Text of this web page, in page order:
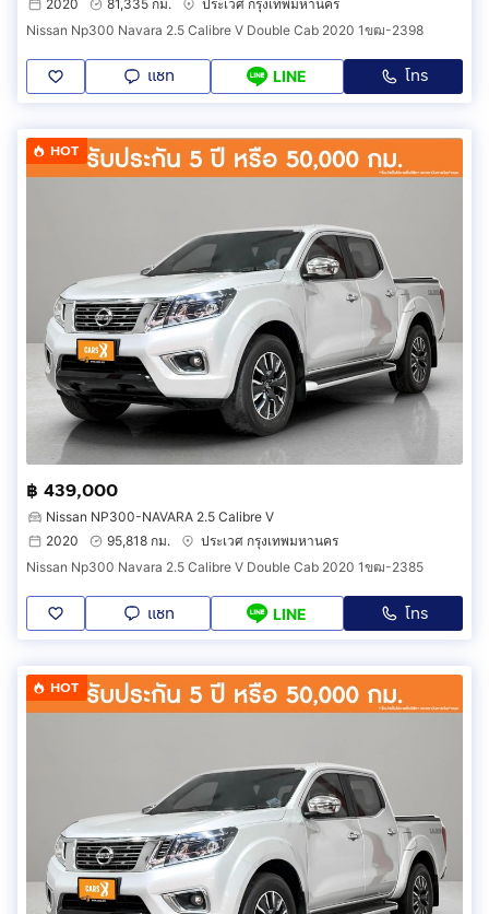
2020
81,335 กม.
ประเวศ กรุงเทพมหานคร
Nissan Np300 Navara 2.5 Calibre V Double Cab 2020 1ขฒ-2398
แชท LINE โทร
HOT
฿ 439,000
Nissan NP300-NAVARA 2.5 Calibre V
2020
95,818 กม.
ประเวศ กรุงเทพมหานคร
Nissan Np300 Navara 2.5 Calibre V Double Cab 2020 1ขฒ-2385
แชท LINE โทร
HOT